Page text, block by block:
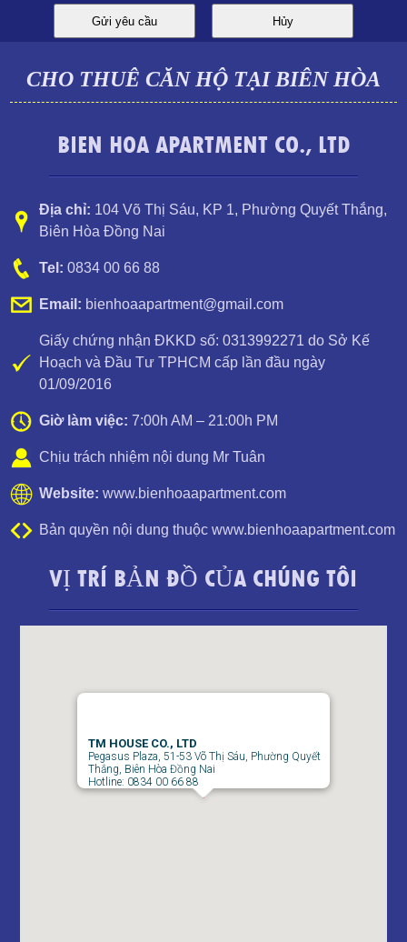
Cho thuê Topaz Twins studio nhỏ xinh
CHO THUÊ CĂN HỘ TOPAZ TWINS – 2 PHÒNG NGỦ –
CHO THUÊ CĂN HỘ TẠI BIÊN HÒA
BIEN HOA APARTMENT CO., LTD
Địa chỉ: 104 Võ Thị Sáu, KP 1, Phường Quyết Thắng,
Biên Hòa Đồng Nai
Tel: 0834 00 66 88
Email: bienhoaapartment@gmail.com
Giấy chứng nhận ĐKKD số: 0313992271 do Sở Kế
Hoạch và Đầu Tư TPHCM cấp lần đầu ngày
01/09/2016
Giờ làm việc: 7:00h AM – 21:00h PM
Chịu trách nhiệm nội dung Mr Tuân
Website: www.bienhoaapartment.com
Bản quyền nội dung thuộc www.bienhoaapartment.com
VỊ TRÍ BẢN ĐỒ CỦA CHÚNG TÔI
TM HOUSE CO., LTD
Pegasus Plaza, 51-53 Võ Thị Sáu, Phường Quyết
Thắng, Biên Hòa Đồng Nai
Hotline: 0834 00 66 88